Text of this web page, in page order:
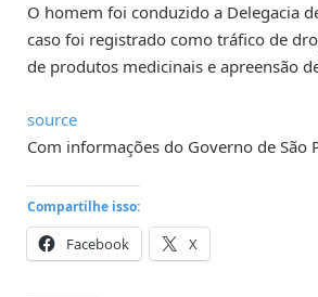
O homem foi conduzido a Delegacia
caso foi registrado como tráfico de
de produtos medicinais e apreensão
source
Com informações do Governo de São
Compartilhe isso:
Facebook X